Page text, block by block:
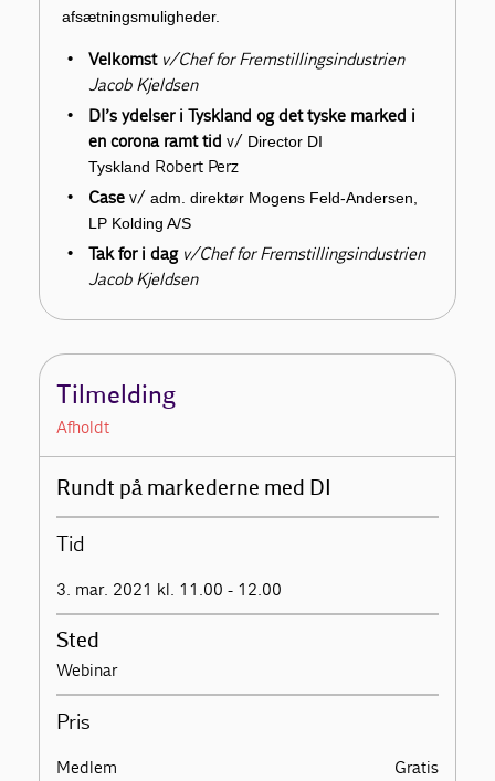
afsætningsmuligheder.
Velkomst v/Chef for Fremstillingsindustrien
Jacob Kjeldsen
DI’s ydelser i Tyskland og det tyske marked i
en corona ramt tidv/ Director DI
Tyskland Robert Perz
Casev/adm. direktør Mogens Feld-Andersen,
LP Kolding A/S
Tak for i dag v/Chef for Fremstillingsindustrien
Jacob Kjeldsen
Tilmelding
Afholdt
Rundt på markederne med DI
Tid
3. mar. 2021 kl. 11.00 - 12.00
Sted
Webinar
Pris
Medlem
Gratis